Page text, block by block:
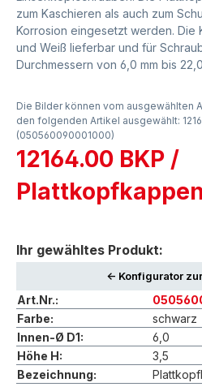
zum Kaschieren als auch zum
Korrosion eingesetzt werden. Die
und Weiß lieferbar und für
Durchmessern von 6,0 mm bis
Die Bilder können vom ausgewählten
den folgenden Artikel ausgewählt:
(050560090001000)
12164.00 BKP /
Plattkopfkappen
Ihr gewähltes Produkt:
<- Konfigurator
Art.Nr.:
Farbe:
schwarz
Innen-Ø D1:
6,0
Höhe H:
3,5
Bezeichnung: